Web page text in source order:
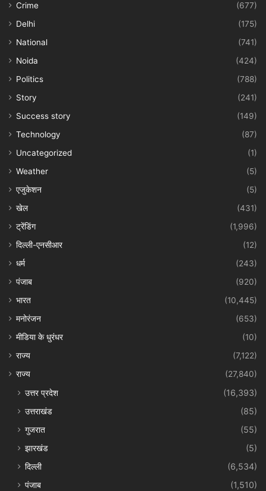
Crime
(677)
Delhi
(175)
National
(741)
Noida
(424)
Politics
(788)
Story
(241)
Success story
(149)
Technology
(87)
Uncategorized
(1)
Weather
(5)
एजुकेशन
(5)
खेल
(431)
ट्रेंडिंग
(1,996)
दिल्ली-एनसीआर
(12)
धर्म
(243)
पंजाब
(920)
भारत
(10,445)
मनोरंजन
(653)
मीडिया के धुरंधर
(10)
राज्य
(7,122)
राज्य
(27,840)
उत्तर प्रदेश
(16,393)
उत्तराखंड
(85)
गुजरात
(55)
झारखंड
(5)
दिल्ली
(6,534)
पंजाब
(1,510)